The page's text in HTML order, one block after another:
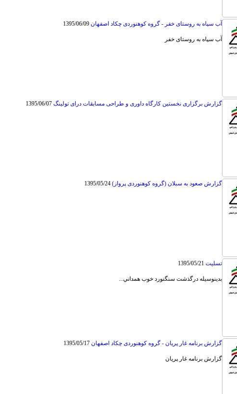
آب سپاه به روستای خفر - گروه کوهنوردی چکاد اصفهان 1395/06/09
آب سپاه به روستای خفر
گزارش برگزاری نخستین کارگاه داوری و طراحی مسابقات درای تولینگ 1395/06/07
گزارش صعود به سبلان (گروه کوهنوردی پرواز) 1395/05/24
تسليت 1395/05/21
بدينوسيله درگذشت سنگنورد خوب همداني...
گزارش برنامه غار پریان - گروه کوهنوردی چکاد اصفهان 1395/05/17
گزارش برنامه غار پریان